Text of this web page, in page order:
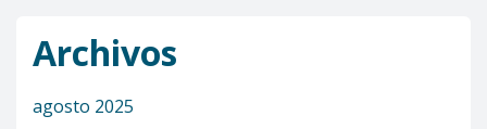
Archivos
agosto 2025